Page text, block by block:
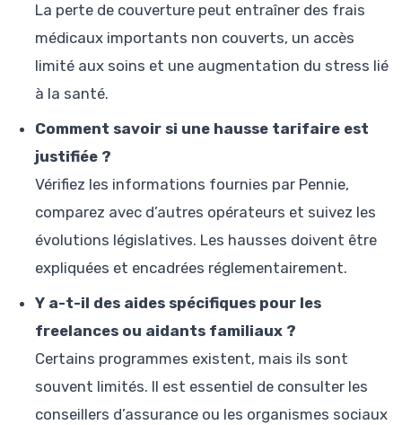
La perte de couverture peut entraîner des frais
médicaux importants non couverts, un accès
limité aux soins et une augmentation du stress lié
à la santé.
Comment savoir si une hausse tarifaire est
justifiée ?
Vérifiez les informations fournies par Pennie,
comparez avec d’autres opérateurs et suivez les
évolutions législatives. Les hausses doivent être
expliquées et encadrées réglementairement.
Y a-t-il des aides spécifiques pour les
freelances ou aidants familiaux ?
Certains programmes existent, mais ils sont
souvent limités. Il est essentiel de consulter les
conseillers d’assurance ou les organismes sociaux